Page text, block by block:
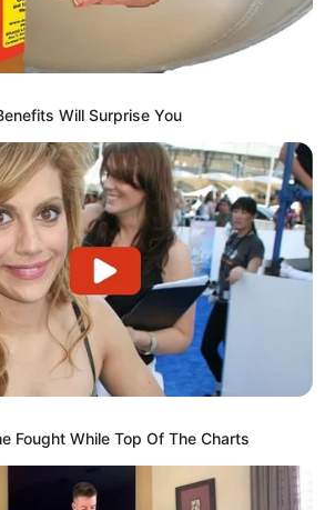
Will Surprise You
Fought While Top Of The Charts